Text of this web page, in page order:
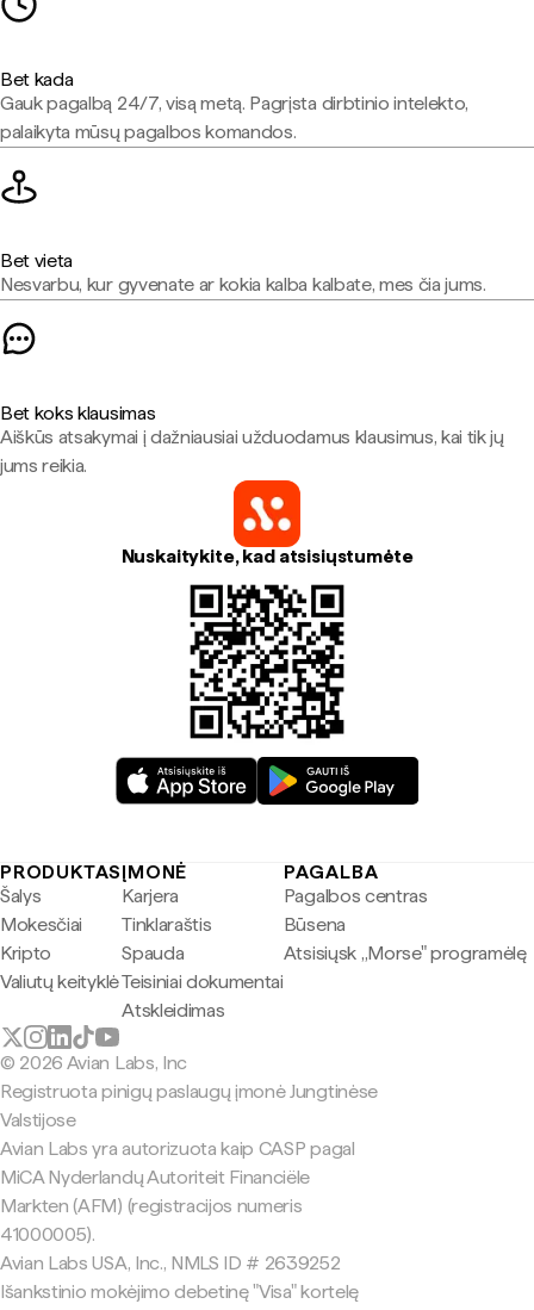
Bet kada
Gauk pagalbą 24/7, visą metą. Pagrįsta dirbtinio intelekto,
palaikyta mūsų pagalbos komandos.
Bet vieta
Nesvarbu, kur gyvenate ar kokia kalba kalbate, mes čia jums.
Bet koks klausimas
Aiškūs atsakymai į dažniausiai užduodamus klausimus, kai tik jų
jums reikia.
Nuskaitykite, kad atsisiųstumėte
PRODUKTAS
Šalys
Mokesčiai
Kripto
Valiutų keityklė
ĮMONĖ
Karjera
Tinklaraštis
Spauda
Teisiniai dokumentai
Atskleidimas
PAGALBA
Pagalbos centras
Būsena
Atsisiųsk „Morse" programėlę
© 2026 Avian Labs, Inc
Registruota pinigų paslaugų įmonė Jungtinėse
Valstijose
Avian Labs yra autorizuota kaip CASP pagal
MiCA Nyderlandų Autoriteit Financiële
Markten (AFM) (registracijos numeris
41000005).
Avian Labs USA, Inc., NMLS ID # 2639252
Išankstinio mokėjimo debetinę "Visa" kortelę